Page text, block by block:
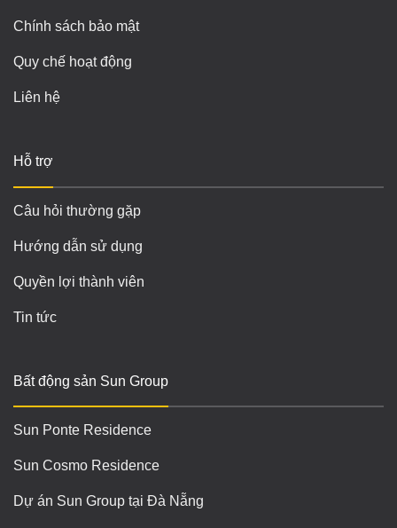
Chính sách bảo mật
Quy chế hoạt động
Liên hệ
Hỗ trợ
Câu hỏi thường gặp
Hướng dẫn sử dụng
Quyền lợi thành viên
Tin tức
Bất động sản Sun Group
Sun Ponte Residence
Sun Cosmo Residence
Dự án Sun Group tại Đà Nẵng